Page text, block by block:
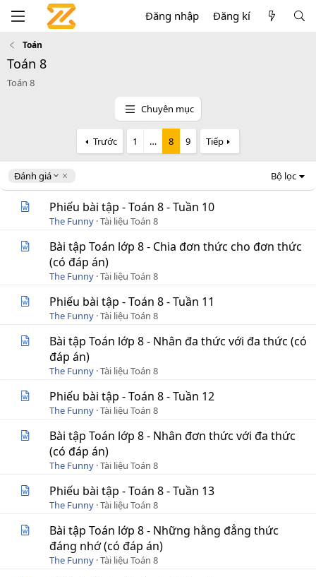
Đăng nhập Đăng kí
Toán
Toán 8
Toán 8
Chuyên mục
Trước 1 … 8 9 Tiếp
Đánh giá
D
e
Bộ lọc
Phiếu bài tập - Toán 8 - Tuần 10
The Funny Tài liệu Toán 8
Bài tập Toán lớp 8 - Chia đơn thức cho đơn thức
(có đáp án)
The Funny Tài liệu Toán 8
Phiếu bài tập - Toán 8 - Tuần 11
The Funny Tài liệu Toán 8
Bài tập Toán lớp 8 - Nhân đa thức với đa thức (có
đáp án)
The Funny Tài liệu Toán 8
Phiếu bài tập - Toán 8 - Tuần 12
The Funny Tài liệu Toán 8
Bài tập Toán lớp 8 - Nhân đơn thức với đa thức
(có đáp án)
The Funny Tài liệu Toán 8
Phiếu bài tập - Toán 8 - Tuần 13
The Funny Tài liệu Toán 8
Bài tập Toán lớp 8 - Những hằng đẳng thức
đáng nhớ (có đáp án)
The Funny Tài liệu Toán 8